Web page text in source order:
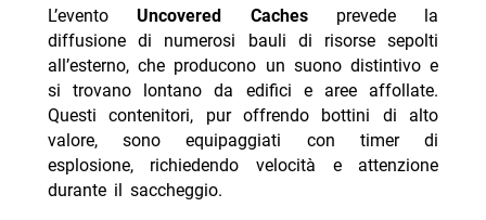
L’eventoUncovered Cachesprevede la
diffusione di numerosi bauli di risorse sepolti
all’esterno, che producono un suono distintivo e
si trovano lontano da edifici e aree affollate.
Questi contenitori, pur offrendo bottini di alto
valore, sono equipaggiati con timer di
esplosione, richiedendo velocità e attenzione
durante il saccheggio.